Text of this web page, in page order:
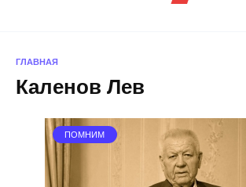
ГЛАВНАЯ
Каленов Лев
ПОМНИМ